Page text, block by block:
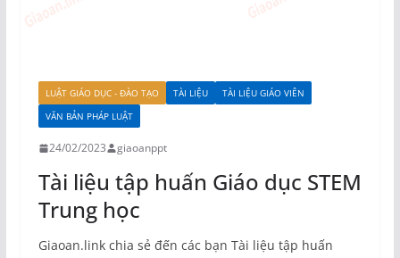
LUẬT GIÁO DỤC - ĐÀO TẠO TÀI LIỆU
TÀI LIỆU GIÁO VIÊN
VĂN BẢN PHÁP LUẬT
24/02/2023 giaoanppt
Tài liệu tập huấn Giáo dục STEM
Trung học
Giaoan.link chia sẻ đến các bạn Tài liệu tập huấn